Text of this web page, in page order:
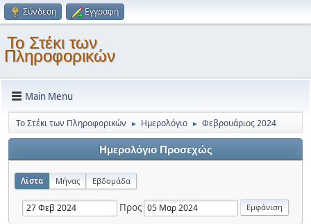
Σύνδεση Εγγραφή
Το Στέκι των
Πληροφορικών
Main Menu
Το Στέκι των Πληροφορικών ► Ημερολόγιο ► Φεβρουάριος 2024
Ημερολόγιο Προσεχώς
Λίστα Μήνας Εβδομάδα
Προς